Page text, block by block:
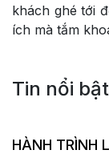
khách ghé tới
ích mà tắm
Tin nổi bật
HÀNH TRÌNH